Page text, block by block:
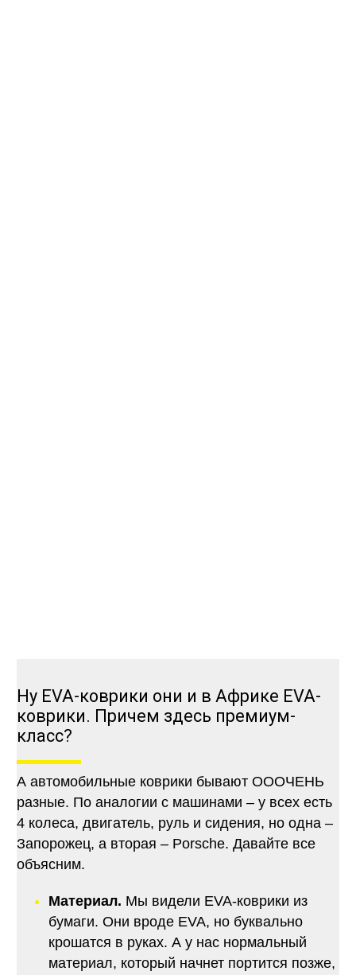
Ну EVA-коврики они и в Африке EVA-
коврики. Причем здесь премиум-
класс?
А автомобильные коврики бывают ОООЧЕНЬ
разные. По аналогии с машинами – у всех есть
4 колеса, двигатель, руль и сидения, но одна –
Запорожец, а вторая – Porsche. Давайте все
объясним.
Материал. Мы видели EVA-коврики из
бумаги. Они вроде EVA, но буквально
крошатся в руках. А у нас нормальный
материал, который начнет портится позже,